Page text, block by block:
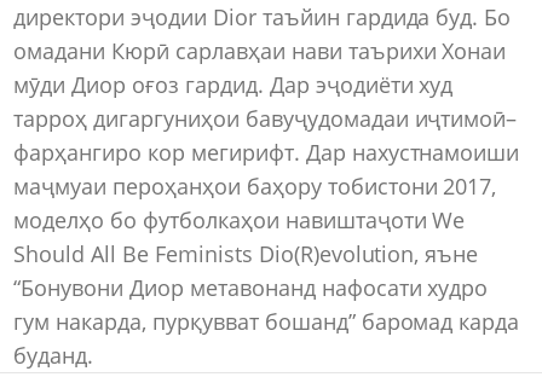
директори эҷодии Dior таъйин гардида буд. Бо
омадани Кюрӣ сарлавҳаи нави таърихи Хонаи
мӯди Диор оғоз гардид. Дар эҷодиёти худ
тарроҳ дигаргуниҳои бавуҷудомадаи иҷтимоӣ–
фарҳангиро кор мегирифт. Дар нахустнамоиши
маҷмуаи пероҳанҳои баҳору тобистони 2017,
моделҳо бо футболкаҳои навиштаҷоти We
Should All Be Feminists Dio(R)evolution, яъне
“Бонувони Диор метавонанд нафосати худро
гум накарда, пурқувват бошанд” баромад карда
буданд.